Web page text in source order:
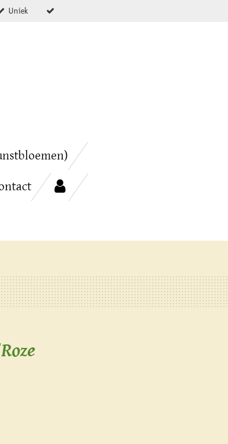
Uniek